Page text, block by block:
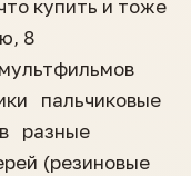
купить и тоже
8
пальчиковые
разные
(резиновые